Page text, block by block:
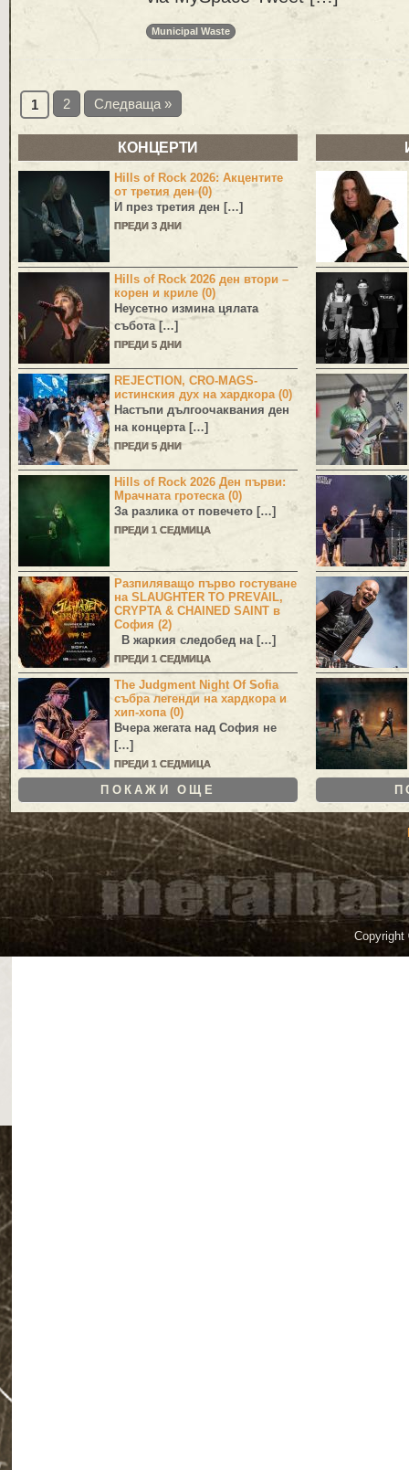
Municipal Waste
1 2 Следваща »
КОНЦЕРТИ
Hills of Rock 2026: Акцентите
от третия ден (0)
И през третия ден […]
ПРЕДИ 3 ДНИ
Hills of Rock 2026 ден втори –
корен и криле (0)
Неусетно измина цялата
събота […]
ПРЕДИ 5 ДНИ
REJECTION, CRO-MAGS-
истинския дух на хардкора (0)
Настъпи дългоочаквания ден
на концерта […]
ПРЕДИ 5 ДНИ
Hills of Rock 2026 Ден първи:
Мрачната гротеска (0)
За разлика от повечето […]
ПРЕДИ 1 СЕДМИЦА
Разпиляващо първо гостуване
на SLAUGHTER TO PREVAIL,
CRYPTA & CHAINED SAINT в
София (2)
В жаркия следобед на […]
ПРЕДИ 1 СЕДМИЦА
The Judgment Night Of Sofia
събра легенди на хардкора и
хип-хопа (0)
Вчера жегата над София не
[…]
ПРЕДИ 1 СЕДМИЦА
ПОКАЖИ ОЩЕ